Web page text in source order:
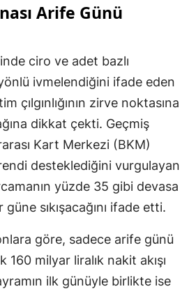
Arife Günü
ciro ve adet bazlı
ivmelendiğini ifade eden
çılgınlığının zirve noktasına
dikkat çekti. Geçmiş
Kart Merkezi (BKM)
desteklediğini vurgulayan
yüzde 35 gibi devasa
sıkışacağını ifade etti.
göre, sadece arife günü
160 milyar liralık nakit akışı
ilk günüyle birlikte ise